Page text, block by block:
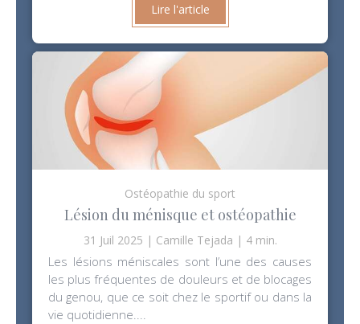
Lire l'article
Ostéopathie du sport
Lésion du ménisque et ostéopathie
31 Juil 2025 Camille Tejada 4 min.
Les lésions méniscales sont l’une des causes
les plus fréquentes de douleurs et de blocages
du genou, que ce soit chez le sportif ou dans la
vie quotidienne....